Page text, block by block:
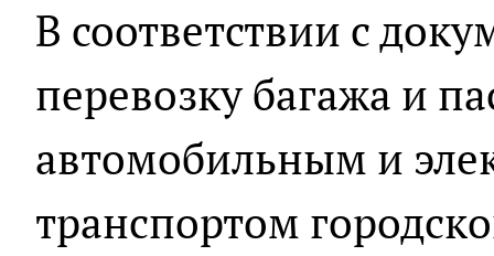
В соответствии с
перевозку багажа и
автомобильным и
транспортом